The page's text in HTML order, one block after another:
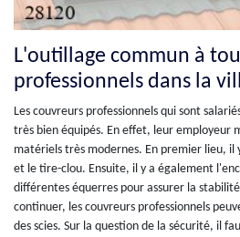
L'outillage commun à
professionnels dans la
Les couvreurs professionnels qui sont
très bien équipés. En effet, leur employeur
matériels très modernes. En premier lieu,
et le tire-clou. Ensuite, il y a également
différentes équerres pour assurer la
continuer, les couvreurs professionnels
des scies. Sur la question de la sécurité, il